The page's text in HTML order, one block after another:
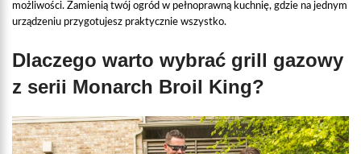
możliwości. Zamienią twój ogród w pełnoprawną kuchnię, gdzie na jednym
urządzeniu przygotujesz praktycznie wszystko.
Dlaczego warto wybrać grill gazowy
z serii Monarch Broil King?